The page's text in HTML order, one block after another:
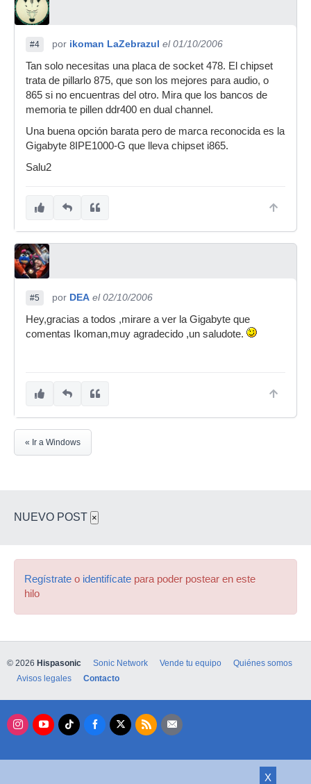
#4 por ikoman LaZebrazul el 01/10/2006
Tan solo necesitas una placa de socket 478. El chipset
trata de pillarlo 875, que son los mejores para audio, o
865 si no encuentras del otro. Mira que los bancos de
memoria te pillen ddr400 en dual channel.
Una buena opción barata pero de marca reconocida es la
Gigabyte 8IPE1000-G que lleva chipset i865.
Salu2
#5 por DEA el 02/10/2006
Hey,gracias a todos ,mirare a ver la Gigabyte que
comentas Ikoman,muy agradecido ,un saludote.
« Ir a Windows
NUEVO POST ×
Regístrate o identifícate para poder postear en este
hilo
X
© 2026 Hispasonic Sonic Network Vende tu equipo
Quiénes somos
Avisos legales
Contacto